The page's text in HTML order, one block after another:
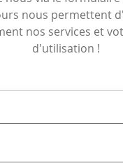
nous permettent
nos services et
d'utilisation !